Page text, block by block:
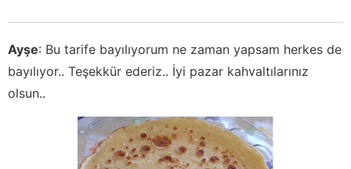
Ayşe: Bu tarife bayılıyorum ne zaman yapsam herkes de
bayılıyor.. Teşekkür ederiz.. İyi pazar kahvaltılarınız
olsun..